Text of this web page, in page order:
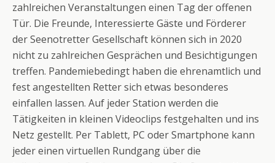
zahlreichen Veranstaltungen einen Tag der offenen
Tür. Die Freunde, Interessierte Gäste und Förderer
der Seenotretter Gesellschaft können sich in 2020
nicht zu zahlreichen Gesprächen und Besichtigungen
treffen. Pandemiebedingt haben die ehrenamtlich und
fest angestellten Retter sich etwas besonderes
einfallen lassen. Auf jeder Station werden die
Tätigkeiten in kleinen Videoclips festgehalten und ins
Netz gestellt. Per Tablett, PC oder Smartphone kann
jeder einen virtuellen Rundgang über die